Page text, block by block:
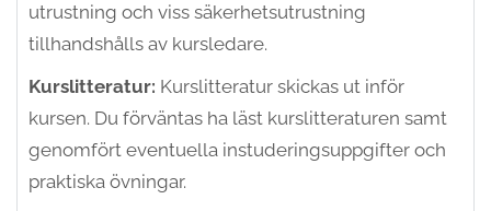
utrustning och viss säkerhetsutrustning
tillhandshålls av kursledare.
Kurslitteratur: Kurslitteratur skickas ut inför
kursen. Du förväntas ha läst kurslitteraturen samt
genomfört eventuella instuderingsuppgifter och
praktiska övningar.